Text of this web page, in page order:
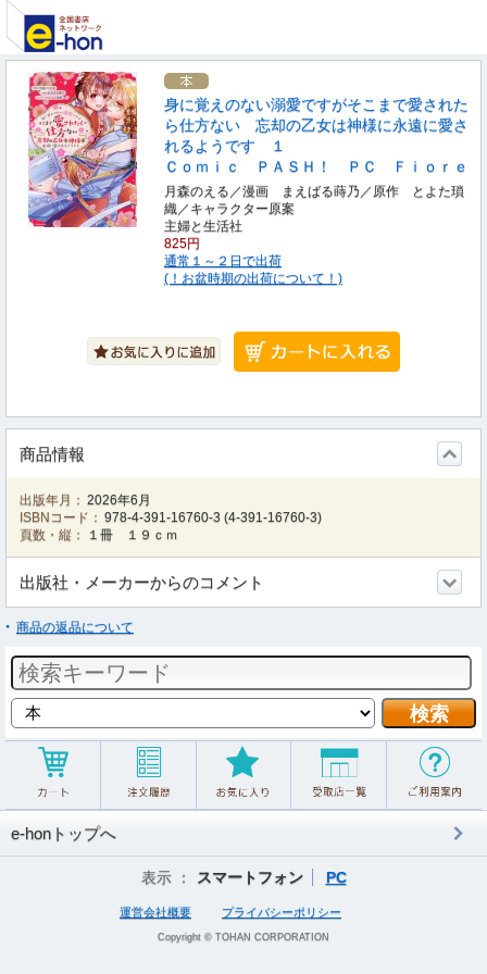
身に覚えのない溺愛ですがそこまで愛された
ら仕方ない 忘却の乙女は神様に永遠に愛さ
れるようです １
Ｃｏｍｉｃ ＰＡＳＨ！ ＰＣ Ｆｉｏｒｅ
月森のえる／漫画 まえばる蒔乃／原作 とよた瑣
織／キャラクター原案
主婦と生活社
825円
通常１～２日で出荷
(！お盆時期の出荷について！)
商品情報
出版年月： 2026年6月
ISBNコード： 978-4-391-16760-3 (4-391-16760-3)
頁数・縦：
１冊 １９ｃｍ
出版社・メーカーからのコメント
商品の返品について
e-honトップへ
表示 ： スマートフォン PC
運営会社概要 プライバシーポリシー
Copyright © TOHAN CORPORATION